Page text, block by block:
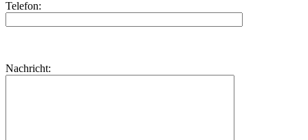
Telefon:
dieses
lasse
Nachricht: